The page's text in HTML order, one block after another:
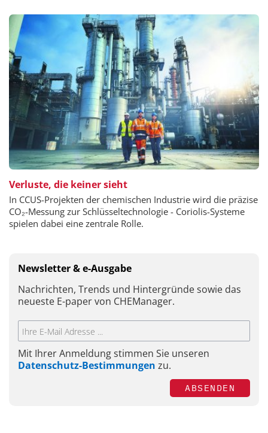
Verluste, die keiner sieht
In CCUS-Projekten der chemischen Industrie wird die präzise
CO₂-Messung zur Schlüsseltechnologie - Coriolis-Systeme
spielen dabei eine zentrale Rolle.
Newsletter & e-Ausgabe
Nachrichten, Trends und Hintergründe sowie das
neueste E-paper von CHEManager.
Mit Ihrer Anmeldung stimmen Sie unseren
Datenschutz-Bestimmungen zu.
ABSENDEN